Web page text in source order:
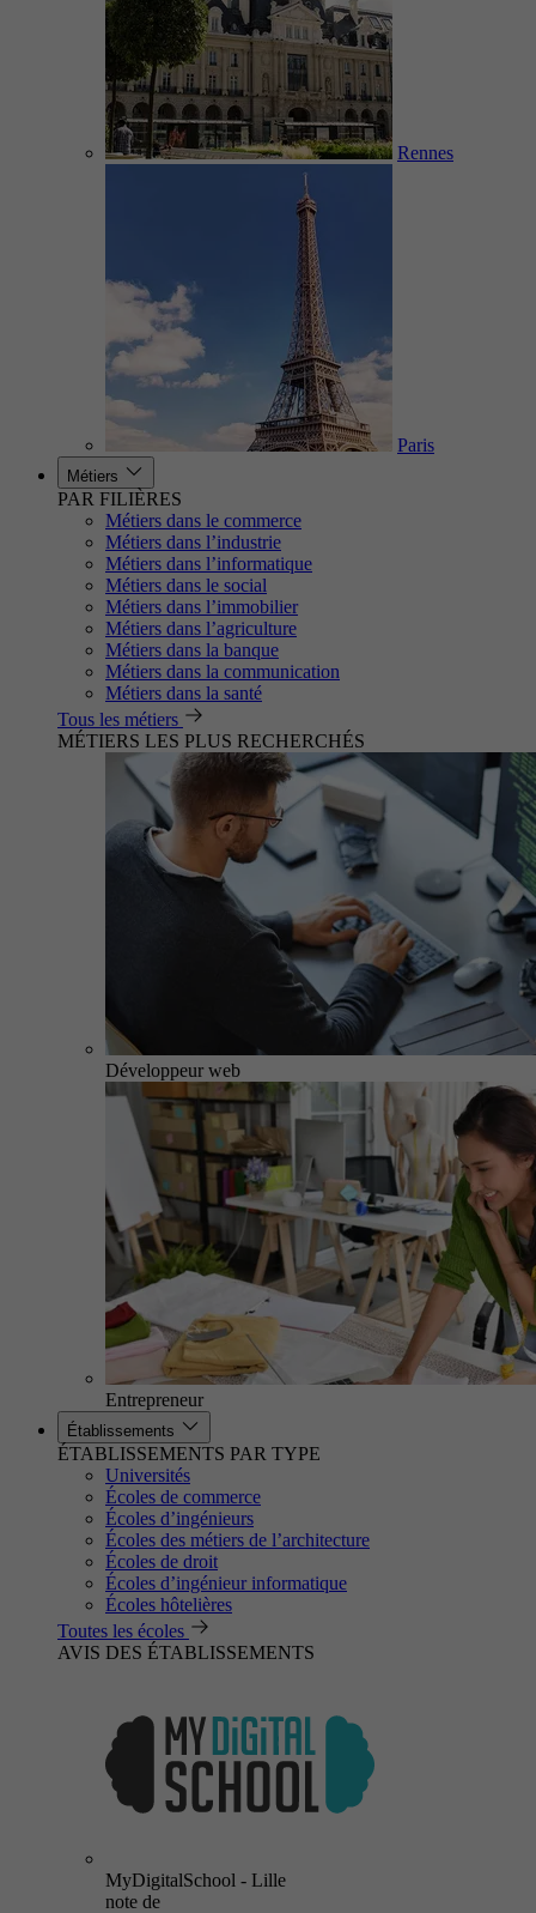
Rennes
Paris
Métiers
PAR FILIÈRES
Métiers dans le commerce
Métiers dans l’industrie
Métiers dans l’informatique
Métiers dans le social
Métiers dans l’immobilier
Métiers dans l’agriculture
Métiers dans la banque
Métiers dans la communication
Métiers dans la santé
Tous les métiers
MÉTIERS LES PLUS RECHERCHÉS
Développeur web
Entrepreneur
Établissements
ÉTABLISSEMENTS PAR TYPE
Universités
Écoles de commerce
Écoles d’ingénieurs
Écoles des métiers de l’architecture
Écoles de droit
Écoles d’ingénieur informatique
Écoles hôtelières
Toutes les écoles
AVIS DES ÉTABLISSEMENTS
MyDigitalSchool - Lille
note de